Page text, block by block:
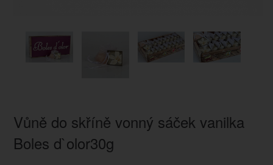
Vůně do skříně vonný sáček vanilka
Boles d`olor30g